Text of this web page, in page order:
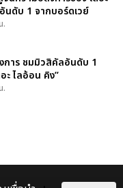
ดับ 1 จากบอร์ดเวย์
.
การ ชมมิวสิคัลอันดับ 1
ะ ไลอ้อน คิง”
.